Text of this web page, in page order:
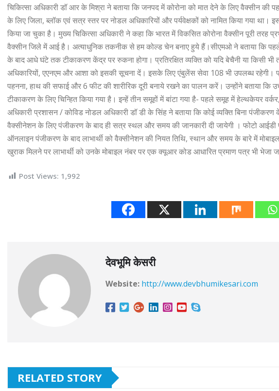
चिकित्सा अधिकारी डॉ आर के मिश्रा ने बताया कि जनपद में कोरोना को मात देने के लिए वैक्सीन की
के लिए जिला, ब्लॉक एवं सत्र स्तर पर नोडल अधिकारियों और पर्यवेक्षकों को नामित किया गया था।
किया जा चुका है। मुख्य चिकित्सा अधिकारी ने कहा कि भारत में विकसित कोरोना वैक्सीन पूरी तरह
वैक्सीन जिले में आई है। अत्याधुनिक तकनीक से हम कोल्ड चेन बनाए हुये हैं।सीएमओ ने बताया कि
के बाद आधे घंटे तक टीकाकरण केंद्र पर रुकना होगा। प्रतिरक्षित व्यक्ति को यदि बेचैनी या किसी भी
अधिकारियों, एएनएम और आशा को इसकी सूचना दें। इसके लिए एंबुलेंस सेवा 108 भी उपलब्ध रहेगी।
पहनना, हाथ की सफाई और 6 फीट की शारीरिक दूरी बनाये रखने का पालन करें। उन्होंने बताया कि
टीकाकरण के लिए चिन्हित किया गया है। इन्हें तीन समूहों में बांटा गया है- पहले समूह में हेल्थकेयर
अधिकारी प्रशासन / कोविड नोडल अधिकारी डॉ डी के सिंह ने बताया कि कोई व्यक्ति बिना
वैक्सीनेशन के लिए पंजीकरण के बाद ही सत्र स्थल और समय की जानकारी दी जायेगी । फोटो
ऑनलाइन पंजीकरण के बाद लाभार्थी को वैक्सीनेशन की नियत तिथि, स्थान और समय के बारे में
खुराक मिलने पर लाभार्थी को उनके मोबाइल नंबर पर एक क्यूआर कोड आधारित प्रमाण पत्र भी भेजा
Post Views: 1,992
देवभूमि केसरी
Website: http://www.devbhumikesari.com
RELATED STORY